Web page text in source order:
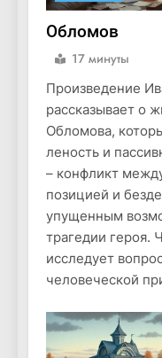
Обломов
17 минуты
Произведение
рассказывает о
Обломова,
леность и
– конфликт
позицией и
упущенным
трагедии героя.
исследует
человеческой